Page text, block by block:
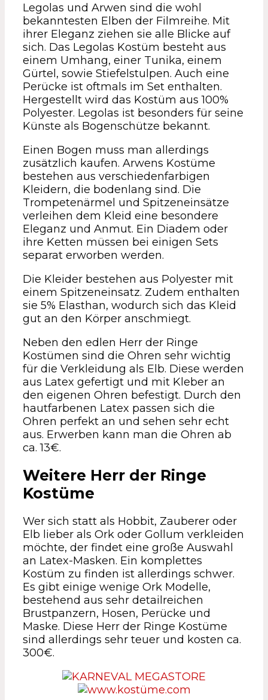
Legolas und Arwen sind die wohl
bekanntesten Elben der Filmreihe. Mit
ihrer Eleganz ziehen sie alle Blicke auf
sich. Das Legolas Kostüm besteht aus
einem Umhang, einer Tunika, einem
Gürtel, sowie Stiefelstulpen. Auch eine
Perücke ist oftmals im Set enthalten.
Hergestellt wird das Kostüm aus 100%
Polyester. Legolas ist besonders für seine
Künste als Bogenschütze bekannt.
Einen Bogen muss man allerdings
zusätzlich kaufen. Arwens Kostüme
bestehen aus verschiedenfarbigen
Kleidern, die bodenlang sind. Die
Trompetenärmel und Spitzeneinsätze
verleihen dem Kleid eine besondere
Eleganz und Anmut. Ein Diadem oder
ihre Ketten müssen bei einigen Sets
separat erworben werden.
Die Kleider bestehen aus Polyester mit
einem Spitzeneinsatz. Zudem enthalten
sie 5% Elasthan, wodurch sich das Kleid
gut an den Körper anschmiegt.
Neben den edlen Herr der Ringe
Kostümen sind die Ohren sehr wichtig
für die Verkleidung als Elb. Diese werden
aus Latex gefertigt und mit Kleber an
den eigenen Ohren befestigt. Durch den
hautfarbenen Latex passen sich die
Ohren perfekt an und sehen sehr echt
aus. Erwerben kann man die Ohren ab
ca. 13€.
Weitere Herr der Ringe
Kostüme
Wer sich statt als Hobbit, Zauberer oder
Elb lieber als Ork oder Gollum verkleiden
möchte, der findet eine große Auswahl
an Latex-Masken. Ein komplettes
Kostüm zu finden ist allerdings schwer.
Es gibt einige wenige Ork Modelle,
bestehend aus sehr detailreichen
Brustpanzern, Hosen, Perücke und
Maske. Diese Herr der Ringe Kostüme
sind allerdings sehr teuer und kosten ca.
300€.